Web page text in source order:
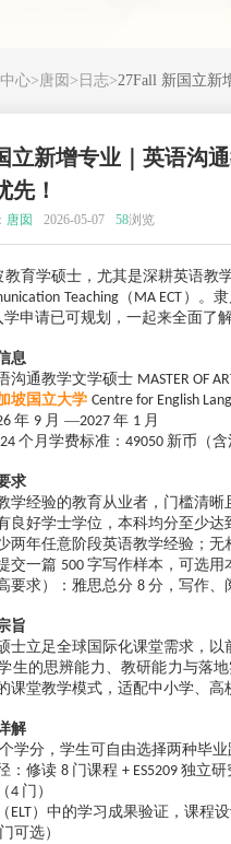
心>唐囡 > 日志>27Fall 新国立新
立新增专业｜英语沟
先！
唐囡 2026-05-07 58浏览
育学硕士，尤其是深耕英语教
Teaching（ MA ECT ）。
学申请已可规划，一起来全面了解
息
沟通教学文学硕士 MASTER OF
坡国立大学 Centre for English
年 9 月 —2027 年 1 月
个月学费标准： 49050 新币（含
求
学经验的教育从业者，门槛清晰
良好学士学位，本科均分至少达
两年任意阶段英语教学经验；无
交一篇 500 字写作样本，可选用
要求）：雅思总分 8 分，写作、
旨
士立足全球国际化课堂需求，
生的思辨能力、教研能力与落
课堂教学模式，适配中小学、高
解
个学分，学生可自由选择两种毕
：修读 8 门课程 + ES5209 独立研
4 门）
ELT）中的学习成果验证，课程
门可选）